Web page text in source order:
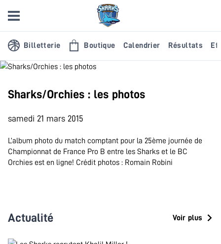
Billetterie Boutique Calendrier Résultats
Sharks/Orchies : les photos
samedi 21 mars 2015
L’album photo du match comptant pour la 25ème journée de
Championnat de France Pro B entre les Sharks et le BC
Orchies est en ligne! Crédit photos : Romain Robini
Actualité Voir plus